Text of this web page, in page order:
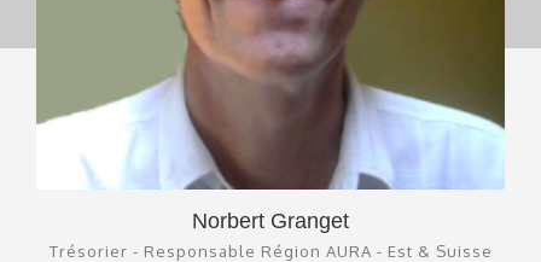
Norbert Granget
Trésorier - Responsable Région AURA - Est & Suisse